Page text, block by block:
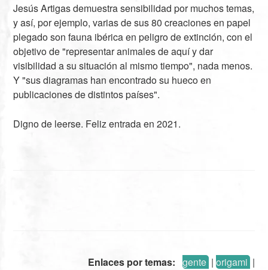
Jesús Artigas demuestra sensibilidad por muchos temas,
y así, por ejemplo, varias de sus 80 creaciones en papel
plegado son fauna ibérica en peligro de extinción, con el
objetivo de "representar animales de aquí y dar
visibilidad a su situación al mismo tiempo", nada menos.
Y "sus diagramas han encontrado su hueco en
publicaciones de distintos países".
Digno de leerse. Feliz entrada en 2021.
Enlaces por temas: gente| origami|